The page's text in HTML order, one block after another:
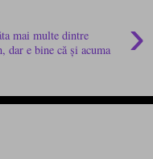
›
mai multe dintre
dar e bine că și acuma